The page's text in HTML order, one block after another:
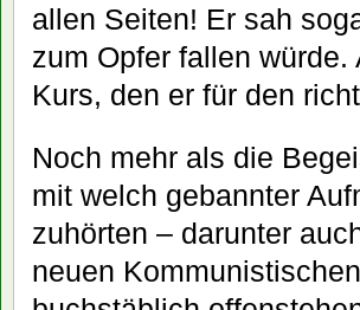
allen Seiten! Er sah
zum Opfer fallen
Kurs, den er für den
Noch mehr als die
mit welch gebannter
zuhörten – darunter
neuen